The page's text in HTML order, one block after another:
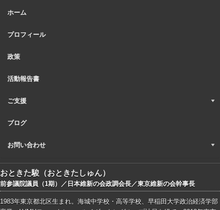
ホーム
プロフィール
政策
活動報告書
ご支援
ブログ
お問い合わせ
おときた駿（おときたしゅん）
前参議院議員（1期）／日本維新の会政調会長／東京維新の会幹事長
1983年東京都北区生まれ。海城中学校・高等学校、早稲田大学政治経済学部